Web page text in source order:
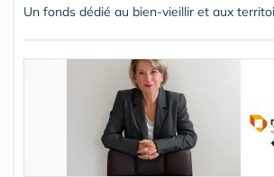
Un fonds dédié au bien-vieillir et aux